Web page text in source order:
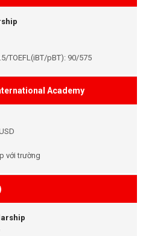
TOEFL(iBT/pBT): 90/575
Academy
với trường